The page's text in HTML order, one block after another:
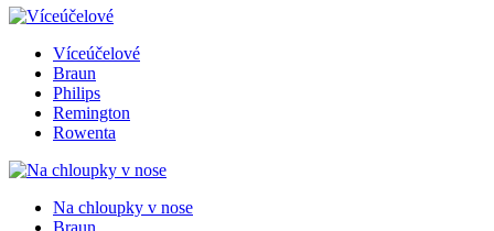
Víceúčelové
Braun
Philips
Remington
Rowenta
Na chloupky v nose
Braun